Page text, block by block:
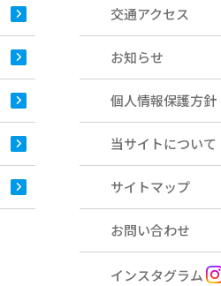
交通アクセス
お知らせ
個人情報保護方針
当サイトについて
サイトマップ
お問い合わせ
インスタグラム